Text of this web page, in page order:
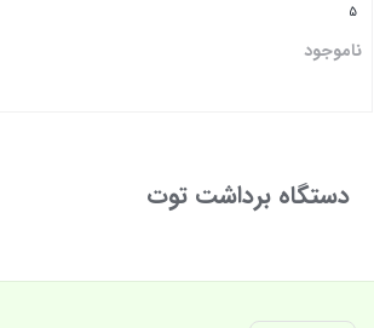
5
ناموجود
دستگاه برداشت توت